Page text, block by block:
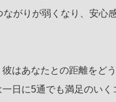
がりが弱くなり、安心
はあなたとの距離をど
日に5通でも満足のい